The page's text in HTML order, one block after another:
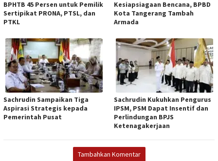
BPHTB 45 Persen untuk Pemilik
Sertipikat PRONA, PTSL, dan
PTKL
Kesiapsiagaan Bencana, BPBD
Kota Tangerang Tambah
Armada
Sachrudin Sampaikan Tiga
Aspirasi Strategis kepada
Pemerintah Pusat
Sachrudin Kukuhkan Pengurus
IPSM, PSM Dapat Insentif dan
Perlindungan BPJS
Ketenagakerjaan
Tambahkan Komentar